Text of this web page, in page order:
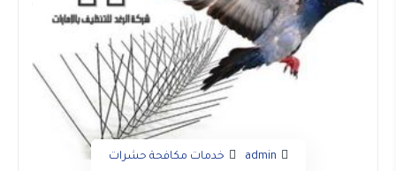
admin خدمات مكافحة حشرات